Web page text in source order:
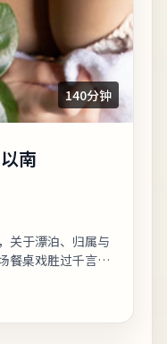
140分钟
南
关于漂泊、归属与
餐桌戏胜过千言万
》是一...